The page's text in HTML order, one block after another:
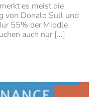
es meist die
von Donald Sull und
55% der Middle
auch nur [...]